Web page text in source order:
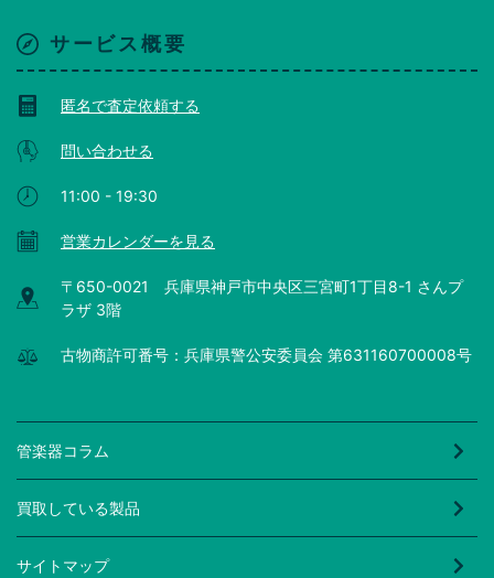
サービス概要
匿名で査定依頼する
問い合わせる
11:00 - 19:30
営業カレンダーを見る
〒650-0021 兵庫県神戸市中央区三宮町1丁目8-1 さんプ
ラザ 3階
古物商許可番号：兵庫県警公安委員会 第631160700008号
管楽器コラム
買取している製品
サイトマップ